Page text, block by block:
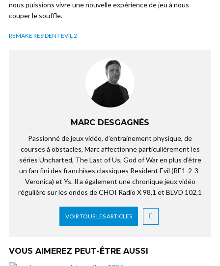
nous puissions vivre une nouvelle expérience de jeu à nous
couper le souffle.
REMAKE RESIDENT EVIL 2
MARC DESGAGNÉS
Passionné de jeux vidéo, d’entrainement physique, de
courses à obstacles, Marc affectionne particulièrement les
séries Uncharted, The Last of Us, God of War en plus d’être
un fan fini des franchises classiques Resident Evil (RE1-2-3-
Veronica) et Ys. Il a également une chronique jeux vidéo
régulière sur les ondes de CHOI Radio X 98,1 et BLVD 102,1
VOIR TOUS LES ARTICLES
VOUS AIMEREZ PEUT-ÊTRE AUSSI